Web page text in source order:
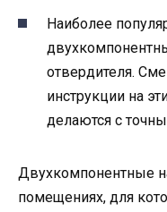
Наиболее
отвердителя.
инструкции на
делаются с
Двухкомпонентные
помещениях, для